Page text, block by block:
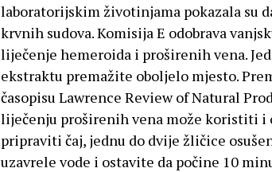
laboratorijskim životinjama pokazala su
krvnih sudova. Komisija E odobrava
liječenje hemeroida i proširenih vena.
ekstraktu premažite oboljelo mjesto.
časopisu Lawrence Review of Natural
liječenju proširenih vena može koristiti i
pripraviti čaj, jednu do dvije žličice
uzavrele vode i ostavite da počine 10